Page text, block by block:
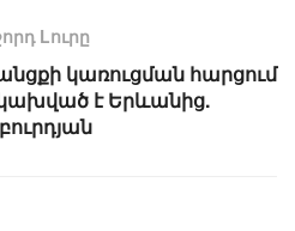
Lուրը
կառուցման հարցում
կախված է Երևանից.